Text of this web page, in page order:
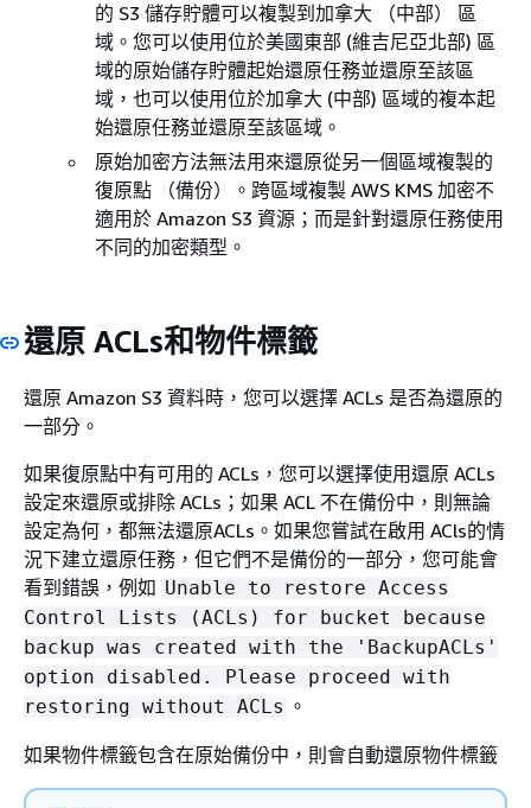
的 S3 儲存貯體可以複製到加拿大 （中部） 區
域。您可以使用位於美國東部 (維吉尼亞北部) 區
域的原始儲存貯體起始還原任務並還原至該區
域，也可以使用位於加拿大 (中部) 區域的複本起
始還原任務並還原至該區域。
原始加密方法無法用來還原從另一個區域複製的
復原點 （備份）。跨區域複製 AWS KMS 加密不
適用於 Amazon S3 資源；而是針對還原任務使用
不同的加密類型。
還原 ACLs和物件標籤
還原 Amazon S3 資料時，您可以選擇 ACLs 是否為還原的
一部分。
如果復原點中有可用的 ACLs，您可以選擇使用還原 ACLs
設定來還原或排除 ACLs；如果 ACL 不在備份中，則無論
設定為何，都無法還原ACLs。如果您嘗試在啟用 ACls的情
況下建立還原任務，但它們不是備份的一部分，您可能會
看到錯誤，例如 Unable to restore Access
Control Lists (ACLs) for bucket because
backup was created with the 'BackupACLs'
option disabled. Please proceed with
restoring without ACLs 。
如果物件標籤包含在原始備份中，則會自動還原物件標籤